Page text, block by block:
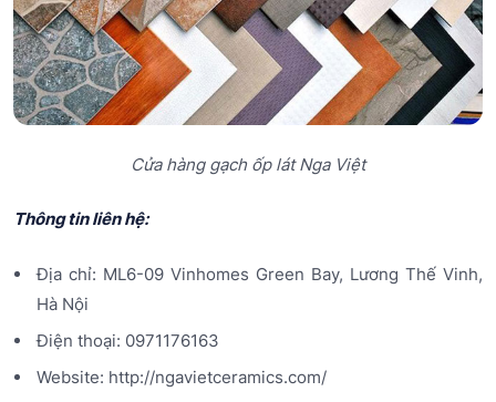
Cửa hàng gạch ốp lát Nga Việt
Thông tin liên hệ:
Địa chỉ: ML6-09 Vinhomes Green Bay, Lương Thế Vinh,
Hà Nội
Điện thoại: 0971176163
Website: http://ngavietceramics.com/